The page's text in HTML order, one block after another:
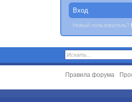
Вход
Новый пользователь?
Правила форума